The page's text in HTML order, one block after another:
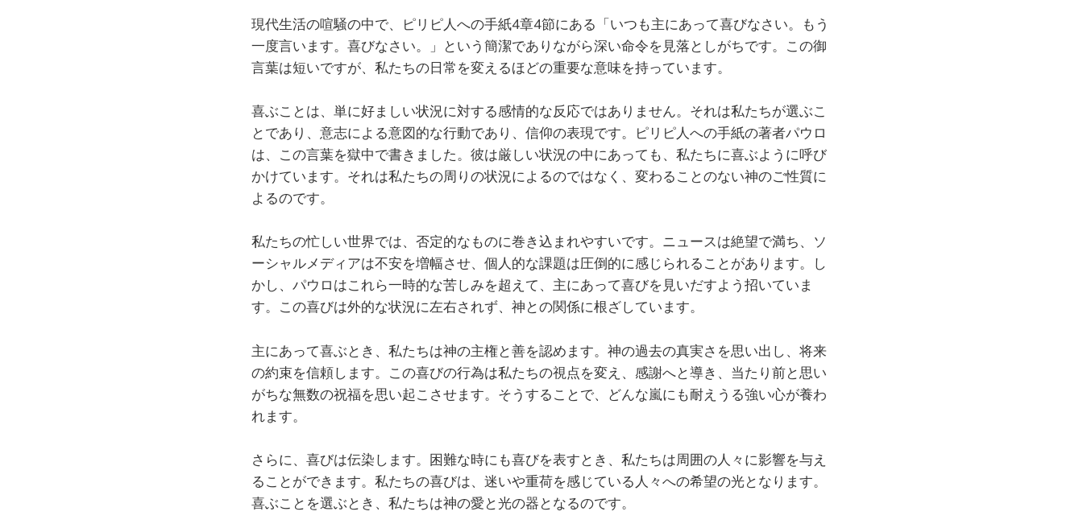
現代生活の喧騒の中で、ピリピ人への手紙4章4節にある「いつも主にあって喜びなさい。もう
一度言います。喜びなさい。」という簡潔でありながら深い命令を見落としがちです。この御
言葉は短いですが、私たちの日常を変えるほどの重要な意味を持っています。
喜ぶことは、単に好ましい状況に対する感情的な反応ではありません。それは私たちが選ぶこ
とであり、意志による意図的な行動であり、信仰の表現です。ピリピ人への手紙の著者パウロ
は、この言葉を獄中で書きました。彼は厳しい状況の中にあっても、私たちに喜ぶように呼び
かけています。それは私たちの周りの状況によるのではなく、変わることのない神のご性質に
よるのです。
私たちの忙しい世界では、否定的なものに巻き込まれやすいです。ニュースは絶望で満ち、ソ
ーシャルメディアは不安を増幅させ、個人的な課題は圧倒的に感じられることがあります。し
かし、パウロはこれら一時的な苦しみを超えて、主にあって喜びを見いだすよう招いていま
す。この喜びは外的な状況に左右されず、神との関係に根ざしています。
主にあって喜ぶとき、私たちは神の主権と善を認めます。神の過去の真実さを思い出し、将来
の約束を信頼します。この喜びの行為は私たちの視点を変え、感謝へと導き、当たり前と思い
がちな無数の祝福を思い起こさせます。そうすることで、どんな嵐にも耐えうる強い心が養わ
れます。
さらに、喜びは伝染します。困難な時にも喜びを表すとき、私たちは周囲の人々に影響を与え
ることができます。私たちの喜びは、迷いや重荷を感じている人々への希望の光となります。
喜ぶことを選ぶとき、私たちは神の愛と光の器となるのです。